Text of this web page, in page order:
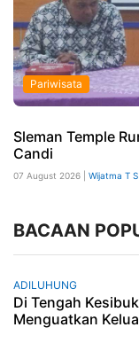
Pariwisata
Sleman Temple
Candi
07 August 2026 | Wijatma T S
BACAAN
ADILUHUNG
Di Tengah
Menguatkan